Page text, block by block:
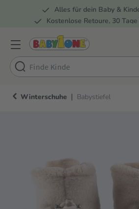
Zur Hauptnavigation springen
Alles für dein Baby &
Kostenlose Retoure, 30
Winterschuhe | Babystiefel